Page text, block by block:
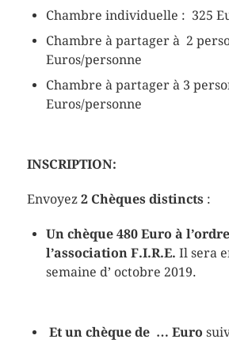
Chambre individuelle : 325
Chambre à partager à 2
Euros/personne
Chambre à partager à 3
Euros/personne
INSCRIPTION:
Envoyez2 Chèques distincts :
Un chèque 480 Euro à
l’association F.I.R.E. Il sera
semaine d’ octobre 2019.
Et un chèque de … Euro